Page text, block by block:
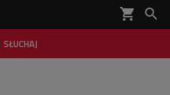
shopping_cart 
SŁUCHAJ
